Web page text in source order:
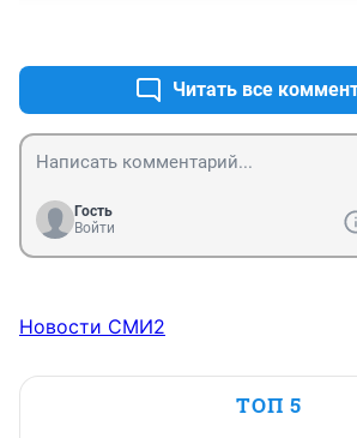
Читать все
Гость
Войти
Новости СМИ2
ТОП 5